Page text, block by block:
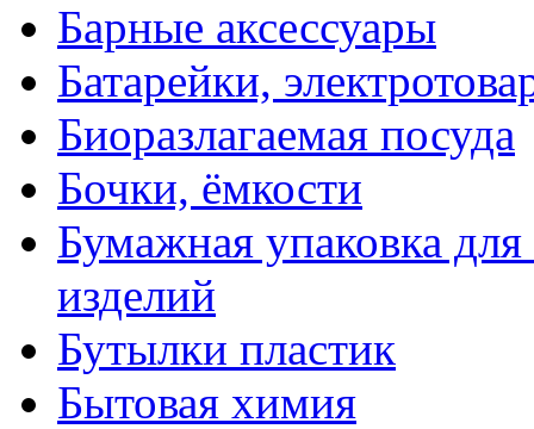
Барные аксессуары
Батарейки,
Биоразлагаемая посуда
Бочки, ёмкости
Бумажная упаковка
изделий
Бутылки пластик
Бытовая химия